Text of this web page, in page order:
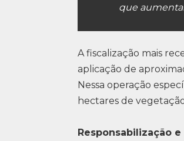
que
A fiscalização mais
aplicação de
Nessa operação
hectares de
Responsabilização